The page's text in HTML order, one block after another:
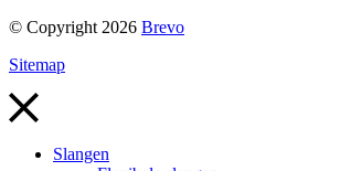
© Copyright 2026 Brevo
Sitemap
Slangen